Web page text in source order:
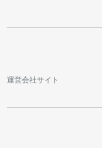
運営会社サイト